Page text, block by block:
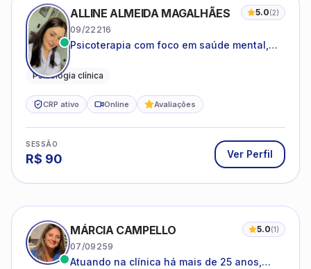
ALLINE ALMEIDA MAGALHÃES 5.0(2)
09/22216
Psicoterapia com foco em saúde mental,
adolescentes e adultos.
Psicologia clínica
CRP ativo Online Avaliações
SESSÃO
R$ 90 Ver Perfil
MÁRCIA CAMPELLO 5.0(1)
07/09259
Atuando na clínica há mais de 25 anos,